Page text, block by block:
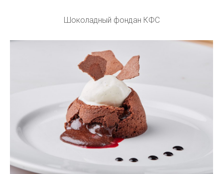
Шоколадный фондан КФС